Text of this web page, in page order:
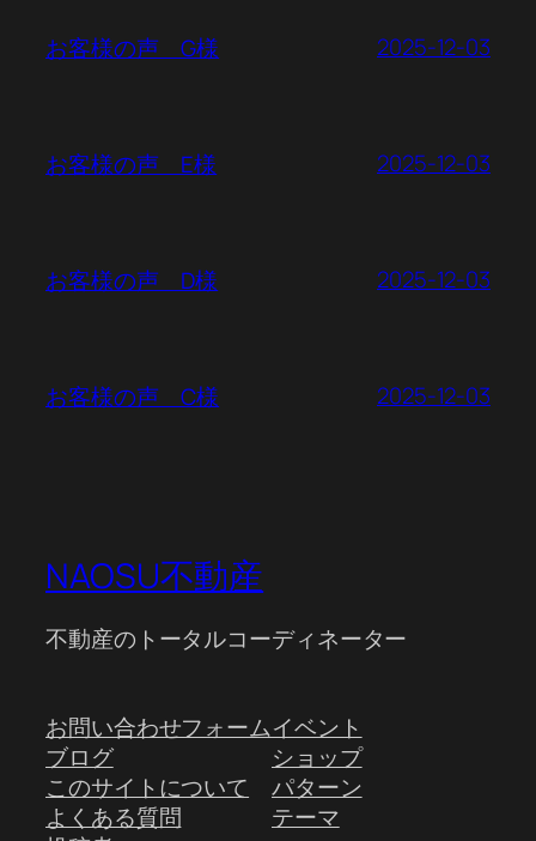
お客様の声 G様 2025-12-03
お客様の声 E様 2025-12-03
お客様の声 D様 2025-12-03
お客様の声 C様 2025-12-03
NAOSU不動産
不動産のトータルコーディネーター
お問い合わせフォーム
ブログ
このサイトについて
よくある質問
イベント
ショップ
パターン
テーマ